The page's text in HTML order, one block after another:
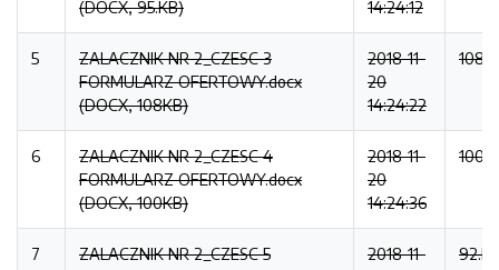
(DOCX, 95.KB)
14:24:12
5
ZALACZNIK NR 2_CZESC 3
FORMULARZ OFERTOWY.docx
(DOCX, 108KB)
2018-11-
20
14:24:22
6
ZALACZNIK NR 2_CZESC 4
FORMULARZ OFERTOWY.docx
(DOCX, 100KB)
2018-11-
20
14:24:36
7
ZALACZNIK NR 2_CZESC 5
2018-11-